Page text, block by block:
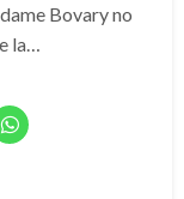
Bovary no
la…